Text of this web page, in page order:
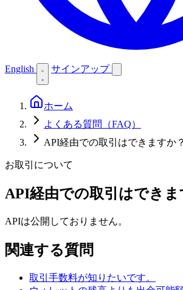
English サインアップ
ホーム
よくある質問（FAQ）
API経由での取引はできますか？
お取引について
API経由での取引はできま
APIは公開しておりません。
関連する質問
取引手数料が知りたいです。